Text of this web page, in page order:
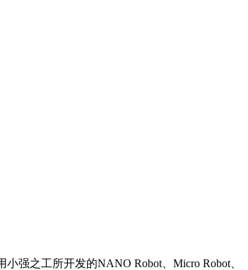
强之工所开发的NANO Robot、Micro Robot、